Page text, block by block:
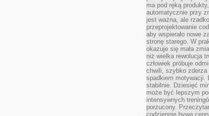
ma pod ręką
automatycznie przy
jest ważna, ale
przeprojektowanie
aby wspierało nowe
stronę starego. W
okazuje się mała
niż wielka rewolucja
człowiek próbuje
chwili, szybko zderza
spadkiem motywacji.
stabilnie. Dziesięć
może być lepszym
intensywnych
porzucony.
codziennie bywa